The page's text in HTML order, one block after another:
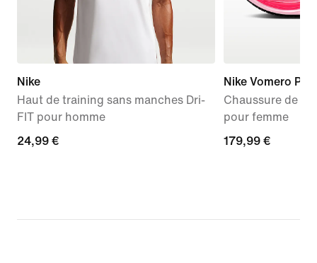
Nike
Haut de training sans manches Dri-
FIT pour homme
24,99 €
24,99 €
Nike Vomero Plus
Chaussure de
pour femme
179,99 €
179,99 €